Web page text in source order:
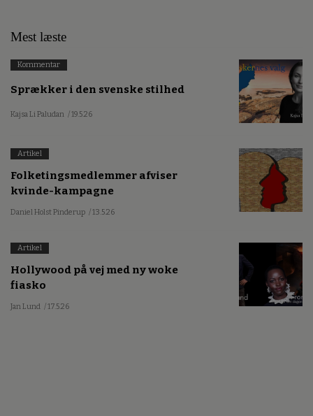
Mest læste
Kommentar
Sprækker i den svenske stilhed
Kajsa Li Paludan / 19.5.26
Artikel
Folketingsmedlemmer afviser
kvinde-kampagne
Daniel Holst Pinderup / 13.5.26
Artikel
Hollywood på vej med ny woke
fiasko
Jan Lund / 17.5.26